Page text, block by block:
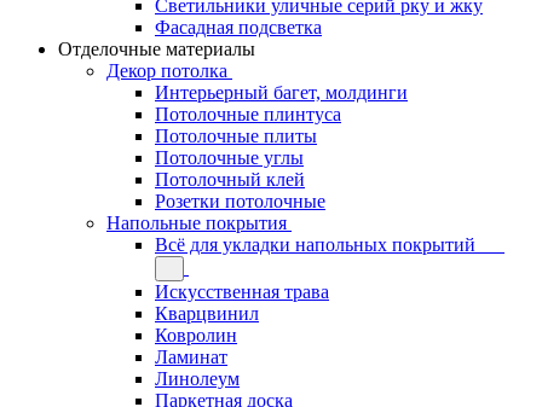
Светильники уличные серий рку и жку
Фасадная подсветка
Отделочные материалы
Декор потолка
Интерьерный багет, молдинги
Потолочные плинтуса
Потолочные плиты
Потолочные углы
Потолочный клей
Розетки потолочные
Напольные покрытия
Всё для укладки напольных покрытий
Искусственная трава
Кварцвинил
Ковролин
Ламинат
Линолеум
Паркетная доска